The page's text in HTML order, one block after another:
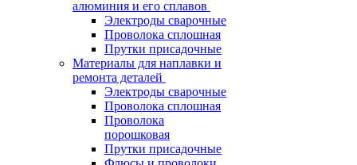
алюминия и его сплавов
Электроды сварочные
Проволока сплошная
Прутки присадочные
Материалы для наплавки и
ремонта деталей
Электроды сварочные
Проволока сплошная
Проволока
порошковая
Прутки присадочные